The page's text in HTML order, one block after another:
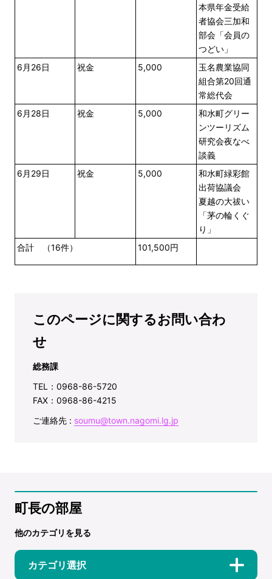
本県年金受給
者協会三加和
部会「会員の
つどい」
6月26日
祝金 5,000
玉名農業協同
組合第20回通
常総代会
6月28日
祝金 5,000
和水町グリー
ンツーリズム
研究会夜なべ
談義
6月29日
祝金 5,000
和水町緑彩館
出荷協議会
夏越の大祓い
「茅の輪くぐ
り」
合計 （16件）
101,500円
このページに関するお問い合わ
せ
総務課
TEL：0968-86-5720
FAX：0968-86-4215
ご連絡先 : soumu@town.nagomi.lg.jp
町長の部屋
他のカテゴリを見る
カテゴリ選択